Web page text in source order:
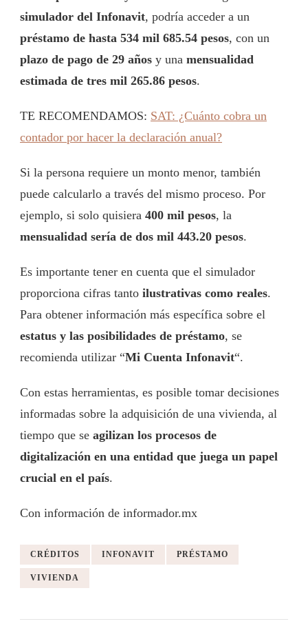
simulador del Infonavit, podría acceder a un
préstamo de hasta 534 mil 685.54 pesos, con un
plazo de pago de 29 años y una mensualidad
estimada de tres mil 265.86 pesos.
TE RECOMENDAMOS: SAT: ¿Cuánto cobra un
contador por hacer la declaración anual?
Si la persona requiere un monto menor, también
puede calcularlo a través del mismo proceso. Por
ejemplo, si solo quisiera 400 mil pesos, la
mensualidad sería de dos mil 443.20 pesos.
Es importante tener en cuenta que el simulador
proporciona cifras tanto ilustrativas como reales.
Para obtener información más específica sobre el
estatus y las posibilidades de préstamo, se
recomienda utilizar “Mi Cuenta Infonavit“.
Con estas herramientas, es posible tomar decisiones
informadas sobre la adquisición de una vivienda, al
tiempo que se agilizan los procesos de
digitalización en una entidad que juega un papel
crucial en el país.
Con información de informador.mx
CRÉDITOS INFONAVIT PRÉSTAMO
VIVIENDA